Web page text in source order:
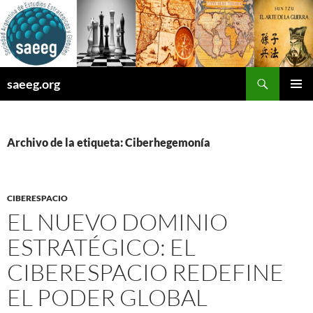
Saltar
al
contenido
saeeg.org
Archivo de la etiqueta: Ciberhegemonía
CIBERESPACIO
EL NUEVO DOMINIO
ESTRATÉGICO: EL
CIBERESPACIO REDEFINE
EL PODER GLOBAL